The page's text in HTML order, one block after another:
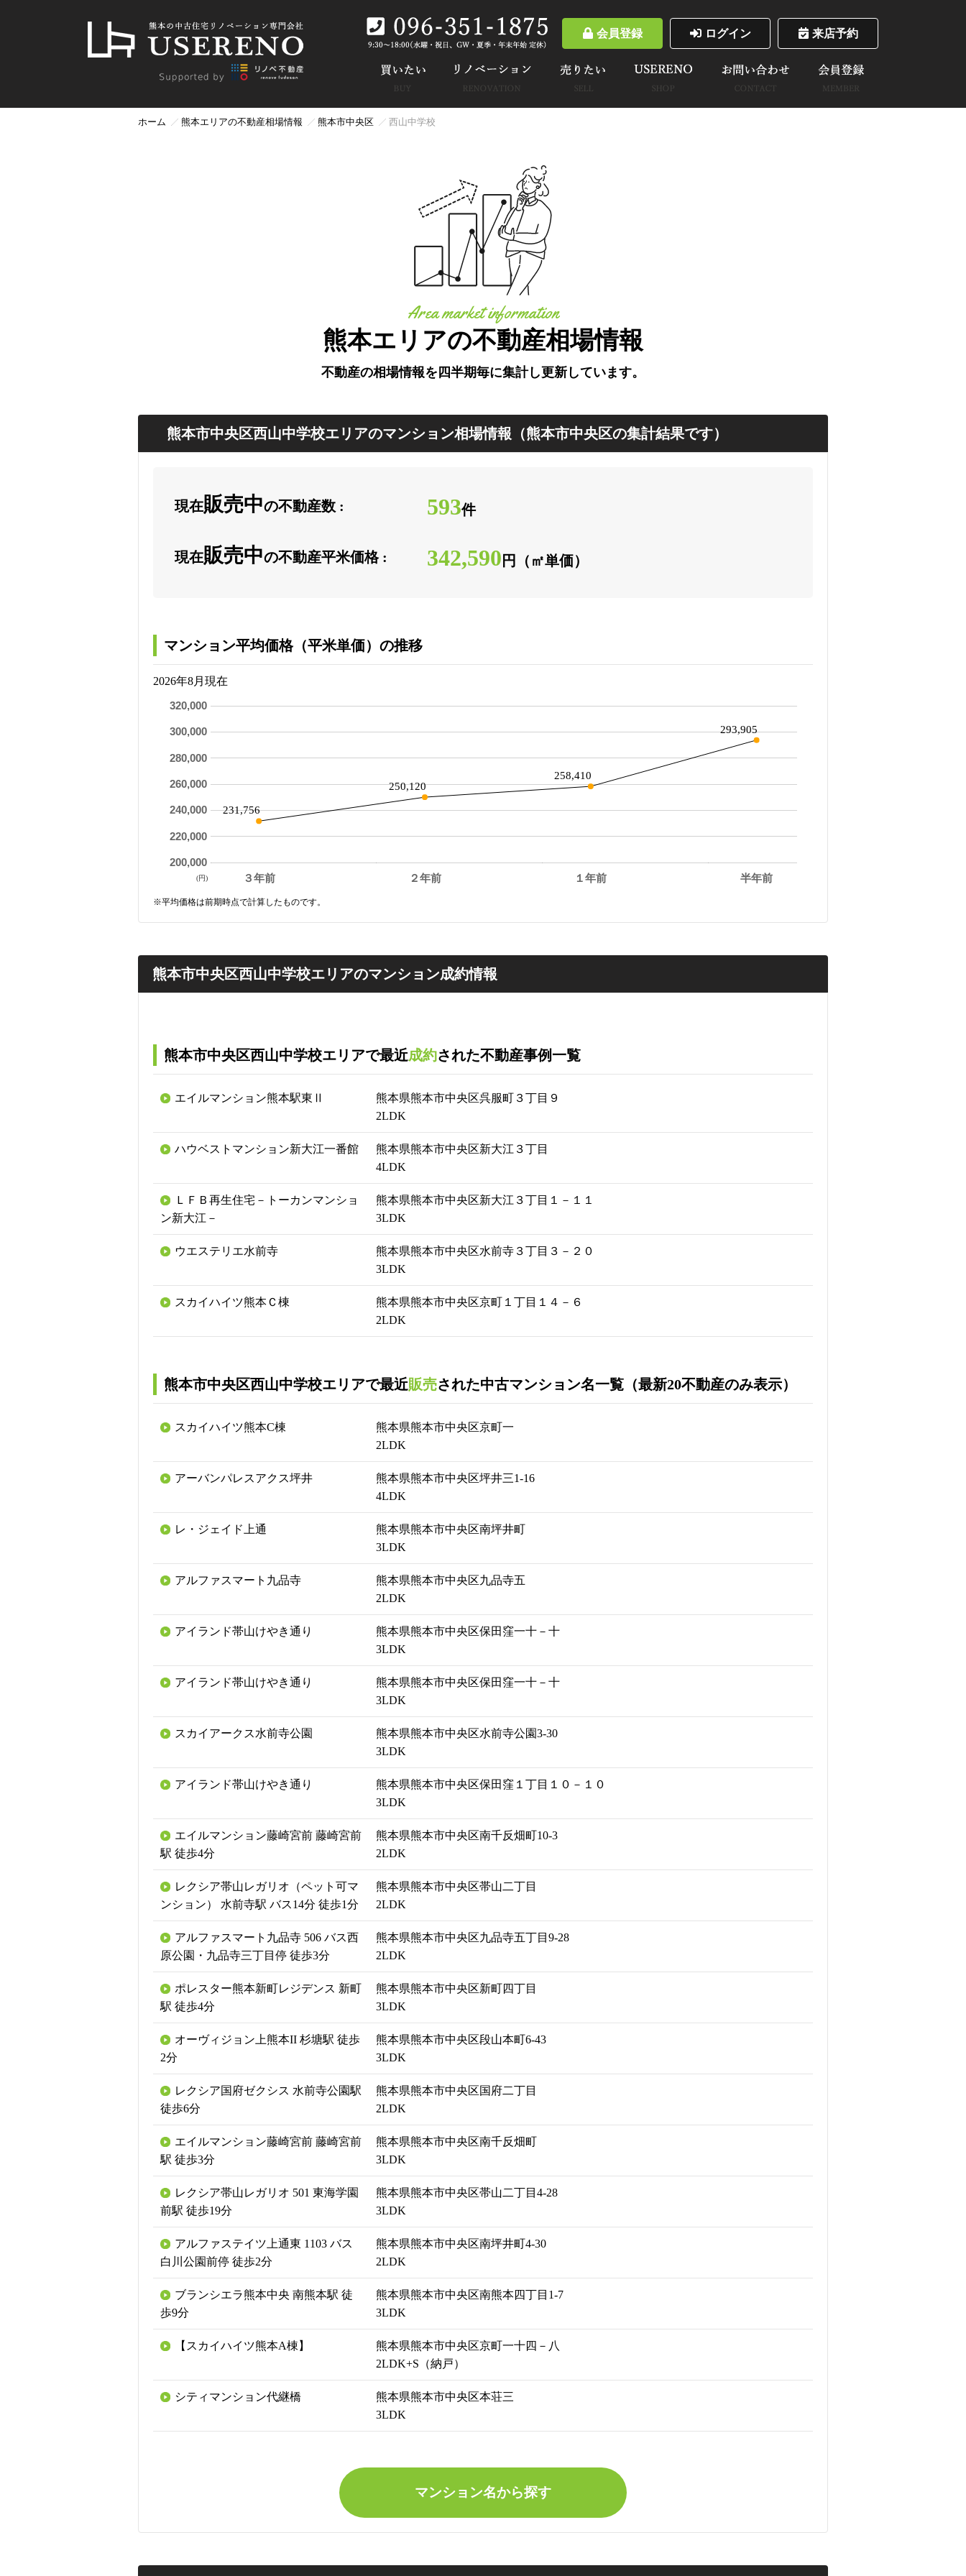
会員登録 ログイン 来店予約
ホーム 熊本エリアの不動産相場情報 熊本市中央区 西山中学校
熊本エリアの不動産相場情報
Area market information
不動産の相場情報を四半期毎に集計し更新しています。
熊本市中央区西山中学校エリアのマンション相場情報（熊本市中央区の集計結果です）
現在販売中の不動産数 : 593件
現在販売中の不動産平米価格 : 342,590 円（㎡単価）
マンション平均価格（平米単価）の推移
2026年8月現在
３年前 ２年前 １年前 半年前
200,000
220,000
240,000
260,000
280,000
300,000
320,000
231,756
250,120
258,410
293,905
(円)
※平均価格は前期時点で計算したものです。
熊本市中央区西山中学校エリアのマンション成約情報
熊本市中央区西山中学校エリアで最近成約された不動産事例一覧
エイルマンション熊本駅東Ⅱ
熊本県熊本市中央区呉服町３丁目９
2LDK
ハウベストマンション新大江一番館
熊本県熊本市中央区新大江３丁目
4LDK
ＬＦＢ再生住宅－トーカンマンショ
ン新大江－
熊本県熊本市中央区新大江３丁目１－１１
3LDK
ウエステリエ水前寺
熊本県熊本市中央区水前寺３丁目３－２０
3LDK
スカイハイツ熊本Ｃ棟
熊本県熊本市中央区京町１丁目１４－６
2LDK
熊本市中央区西山中学校エリアで最近販売された中古マンション名一覧（最新20不動産のみ表示）
スカイハイツ熊本C棟
熊本県熊本市中央区京町一
2LDK
アーバンパレスアクス坪井
熊本県熊本市中央区坪井三1-16
4LDK
レ・ジェイド上通
熊本県熊本市中央区南坪井町
3LDK
アルファスマート九品寺
熊本県熊本市中央区九品寺五
2LDK
アイランド帯山けやき通り
熊本県熊本市中央区保田窪一十－十
3LDK
アイランド帯山けやき通り
熊本県熊本市中央区保田窪一十－十
3LDK
スカイアークス水前寺公園
熊本県熊本市中央区水前寺公園3-30
3LDK
アイランド帯山けやき通り
熊本県熊本市中央区保田窪１丁目１０－１０
3LDK
エイルマンション藤崎宮前 藤崎宮前
駅 徒歩4分
熊本県熊本市中央区南千反畑町10-3
2LDK
レクシア帯山レガリオ（ペット可マ
ンション） 水前寺駅 バス14分 徒歩1分
熊本県熊本市中央区帯山二丁目
2LDK
アルファスマート九品寺 506 バス西
原公園・九品寺三丁目停 徒歩3分
熊本県熊本市中央区九品寺五丁目9-28
2LDK
ポレスター熊本新町レジデンス 新町
駅 徒歩4分
熊本県熊本市中央区新町四丁目
3LDK
オーヴィジョン上熊本II 杉塘駅 徒歩
2分
熊本県熊本市中央区段山本町6-43
3LDK
レクシア国府ゼクシス 水前寺公園駅
徒歩6分
熊本県熊本市中央区国府二丁目
2LDK
エイルマンション藤崎宮前 藤崎宮前
駅 徒歩3分
熊本県熊本市中央区南千反畑町
3LDK
レクシア帯山レガリオ 501 東海学園
前駅 徒歩19分
熊本県熊本市中央区帯山二丁目4-28
3LDK
アルファステイツ上通東 1103 バス
白川公園前停 徒歩2分
熊本県熊本市中央区南坪井町4-30
2LDK
ブランシエラ熊本中央 南熊本駅 徒
歩9分
熊本県熊本市中央区南熊本四丁目1-7
3LDK
【スカイハイツ熊本A棟】
熊本県熊本市中央区京町一十四－八
2LDK+S（納戸）
シティマンション代継橋
熊本県熊本市中央区本荘三
3LDK
マンション名から探す